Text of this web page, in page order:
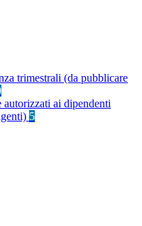
trimestrali (da pubblicare
ai dipendenti
5